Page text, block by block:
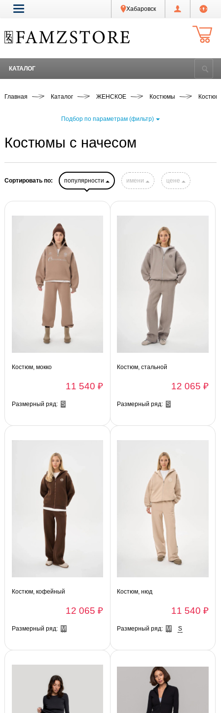
Хабаровск
КАТАЛОГ
Главная Каталог ЖЕНСКОЕ Костюмы
Подбор по параметрам (фильтр)
Костюмы с начесом
Сортировать по: популярности имени цене
Костюм, мокко
11 540 ₽
Размерный ряд: S
Костюм, стальной
12 065 ₽
Размерный ряд: S
Костюм, кофейный
12 065 ₽
Размерный ряд: M
Костюм, нюд
11 540 ₽
Размерный ряд: M S